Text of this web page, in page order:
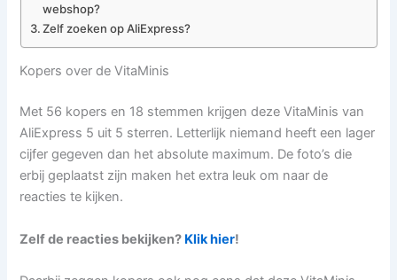
webshop?
Zelf zoeken op AliExpress?
Kopers over de VitaMinis
Met 56 kopers en 18 stemmen krijgen deze VitaMinis van
AliExpress 5 uit 5 sterren. Letterlijk niemand heeft een lager
cijfer gegeven dan het absolute maximum. De foto’s die
erbij geplaatst zijn maken het extra leuk om naar de
reacties te kijken.
Zelf de reacties bekijken? Klik hier!